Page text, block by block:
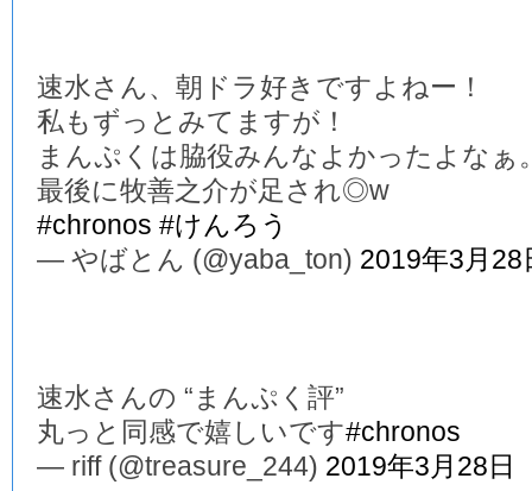
速水さん、朝ドラ好きですよねー！
私もずっとみてますが！
まんぷくは脇役みんなよかったよなぁ
最後に牧善之介が足され◎w
#chronos #けんろう
— やばとん (@yaba_ton) 2019年3月28
速水さんの “まんぷく評”
丸っと同感で嬉しいです#chronos
— riff (@treasure_244) 2019年3月28日